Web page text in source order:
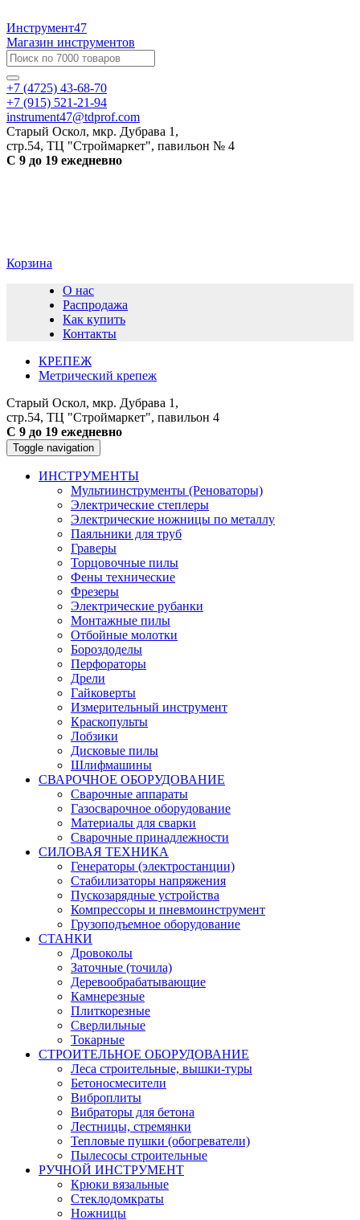
Инструмент47
Магазин инструментов
+7 (4725) 43-68-70
+7 (915) 521-21-94
instrument47@tdprof.com
Старый Оскол, мкр. Дубрава 1,
стр.54, ТЦ "Строймаркет", павильон № 4
С 9 до 19 ежедневно
Корзина
О нас
Распродажа
Как купить
Контакты
КРЕПЕЖ
Метрический крепеж
Старый Оскол, мкр. Дубрава 1,
стр.54, ТЦ "Строймаркет", павильон 4
С 9 до 19 ежедневно
Toggle navigation
ИНСТРУМЕНТЫ
Мультиинструменты (Реноваторы)
Электрические степлеры
Электрические ножницы по металлу
Паяльники для труб
Граверы
Торцовочные пилы
Фены технические
Фрезеры
Электрические рубанки
Монтажные пилы
Отбойные молотки
Бороздоделы
Перфораторы
Дрели
Гайковерты
Измерительный инструмент
Краскопульты
Лобзики
Дисковые пилы
Шлифмашины
СВАРОЧНОЕ ОБОРУДОВАНИЕ
Сварочные аппараты
Газосварочное оборудование
Материалы для сварки
Сварочные принадлежности
СИЛОВАЯ ТЕХНИКА
Генераторы (электростанции)
Стабилизаторы напряжения
Пускозарядные устройства
Компрессоры и пневмоинструмент
Грузоподъемное оборудование
СТАНКИ
Дровоколы
Заточные (точила)
Деревообрабатывающие
Камнерезные
Плиткорезные
Сверлильные
Токарные
СТРОИТЕЛЬНОЕ ОБОРУДОВАНИЕ
Леса строительные, вышки-туры
Бетоносмесители
Виброплиты
Вибраторы для бетона
Лестницы, стремянки
Тепловые пушки (обогреватели)
Пылесосы строительные
РУЧНОЙ ИНСТРУМЕНТ
Крюки вязальные
Стеклодомкраты
Ножницы